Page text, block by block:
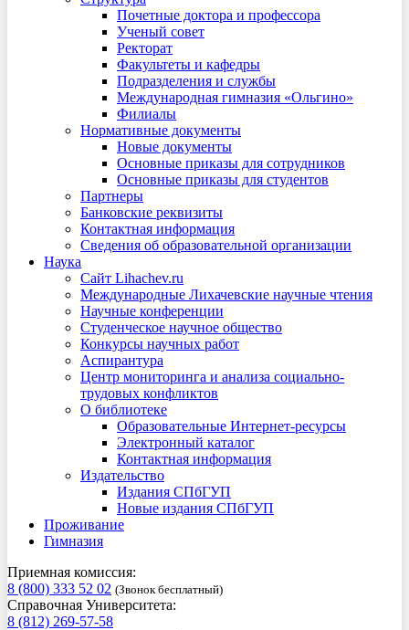
Почетные доктора и профессора
Ученый совет
Ректорат
Факультеты и кафедры
Подразделения и службы
Международная гимназия «Ольгино»
Филиалы
Нормативные документы
Новые документы
Основные приказы для сотрудников
Основные приказы для студентов
Партнеры
Банковские реквизиты
Контактная информация
Сведения об образовательной организации
Наука
Сайт Lihachev.ru
Международные Лихачевские научные чтения
Научные конференции
Студенческое научное общество
Конкурсы научных работ
Аспирантура
Центр мониторинга и анализа социально-
трудовых конфликтов
О библиотеке
Образовательные Интернет-ресурсы
Электронный каталог
Контактная информация
Издательство
Издания СПбГУП
Новые издания СПбГУП
Проживание
Гимназия
Приемная комиссия:
8 (800) 333 52 02 (Звонок бесплатный)
Справочная Университета:
8 (812) 269-57-58